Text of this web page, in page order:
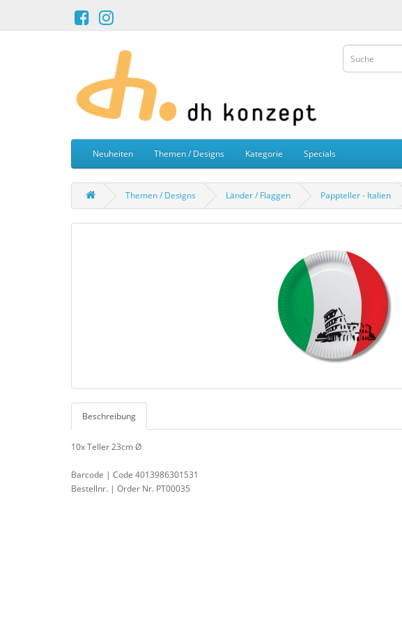
Neuheiten Themen / Designs Kategorie Specials
Themen / Designs Länder / Flaggen Pappteller - Italien
Beschreibung
10x Teller 23cm Ø
Barcode | Code 4013986301531
Bestellnr. | Order Nr. PT00035